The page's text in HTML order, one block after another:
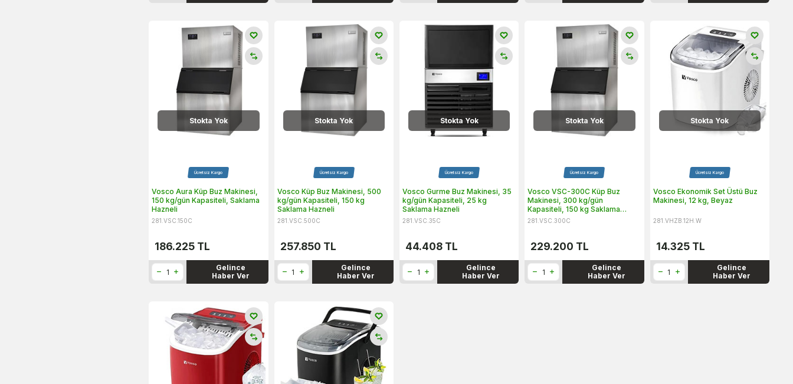
Stokta Yok
Ücretsiz Kargo
Vosco Aura Küp Buz Makinesi,
150 kg/gün Kapasiteli, Saklama
Hazneli
281.VSC.150C
186.225 TL
Gelince
Haber Ver
Stokta Yok
Ücretsiz Kargo
Vosco Küp Buz Makinesi, 500
kg/gün Kapasiteli, 150 kg
Saklama Hazneli
281.VSC.500C
257.850 TL
Gelince
Haber Ver
Stokta Yok
Ücretsiz Kargo
Vosco Gurme Buz Makinesi, 35
kg/gün Kapasiteli, 25 kg
Saklama Hazneli
281.VSC.35C
44.408TL
Gelince
Haber Ver
Stokta Yok
Ücretsiz Kargo
Vosco VSC-300C Küp Buz
Makinesi, 300 kg/gün
Kapasiteli, 150 kg Saklama
Hazneli
281.VSC.300C
229.200 TL
Gelince
Haber Ver
Stokta Yok
Ücretsiz Kargo
Vosco Ekonomik Set Üstü Buz
Makinesi, 12 kg, Beyaz
281.VHZB.12H.W
14.325TL
Gelince
Haber Ver